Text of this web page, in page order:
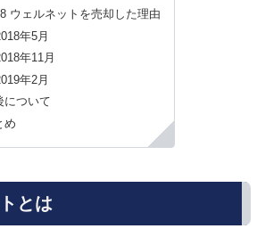
ウェルネットを売却した理由
年5月
年11月
年2月
について
め
とは